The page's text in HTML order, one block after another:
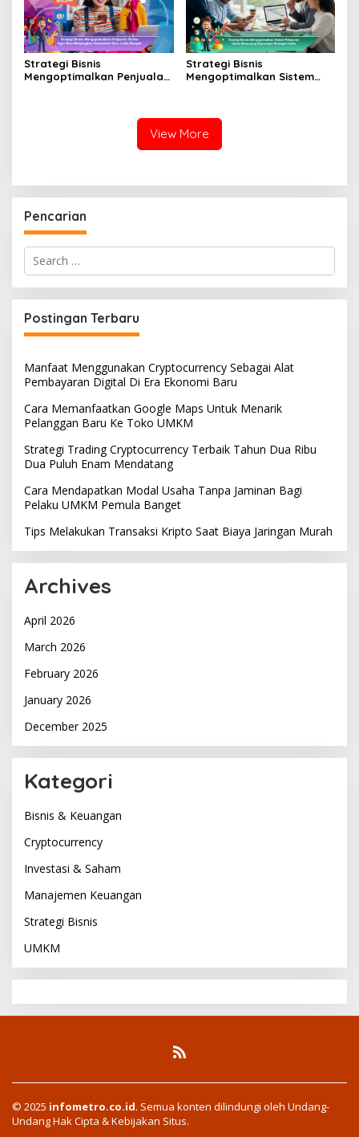
Strategi Bisnis
Mengoptimalkan Penjualan
Strategi Bisnis
Mengoptimalkan Sistem
View More
Pencarian
Search
for:
Postingan Terbaru
Manfaat Menggunakan Cryptocurrency Sebagai Alat
Pembayaran Digital Di Era Ekonomi Baru
Cara Memanfaatkan Google Maps Untuk Menarik
Pelanggan Baru Ke Toko UMKM
Strategi Trading Cryptocurrency Terbaik Tahun Dua Ribu
Dua Puluh Enam Mendatang
Cara Mendapatkan Modal Usaha Tanpa Jaminan Bagi
Pelaku UMKM Pemula Banget
Tips Melakukan Transaksi Kripto Saat Biaya Jaringan Murah
Archives
April 2026
March 2026
February 2026
January 2026
December 2025
Kategori
Bisnis & Keuangan
Cryptocurrency
Investasi & Saham
Manajemen Keuangan
Strategi Bisnis
UMKM
© 2025 infometro.co.id. Semua konten dilindungi oleh Undang-
Undang Hak Cipta & Kebijakan Situs.